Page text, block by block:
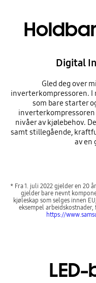
Digital
Gled deg over
inverterkompressoren.
som bare starter
nivåer av kjølebehov.
samt stillegående,
av en
* Fra 1. juli 2022 gjelder en 20
gjelder bare nevnt
kjøleskap som selges innen
eksempel
https://